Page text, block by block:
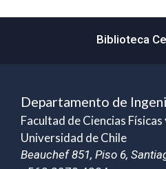
Biblioteca
Departamento de
Facultad de Ciencias
Universidad de Chile
Beauchef 851, Piso 6,